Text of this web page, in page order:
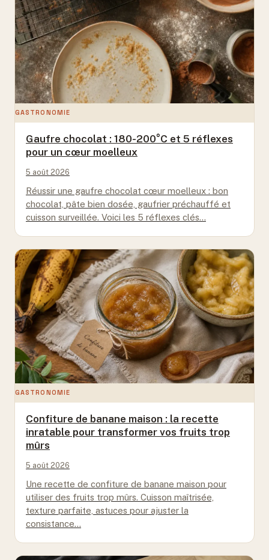
GASTRONOMIE
Gaufre chocolat : 180-200°C et 5 réflexes
pour un cœur moelleux
5 août 2026
Réussir une gaufre chocolat cœur moelleux : bon
chocolat, pâte bien dosée, gaufrier préchauffé et
cuisson surveillée. Voici les 5 réflexes clés…
GASTRONOMIE
Confiture de banane maison : la recette
inratable pour transformer vos fruits trop
mûrs
5 août 2026
Une recette de confiture de banane maison pour
utiliser des fruits trop mûrs. Cuisson maîtrisée,
texture parfaite, astuces pour ajuster la
consistance…